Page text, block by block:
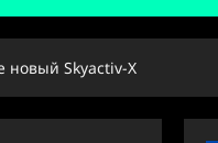
новый Skyactiv-X